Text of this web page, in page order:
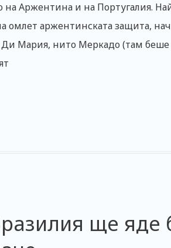
на Аржентина и на Португалия.
омлет аржентинската защита,
Ди Мария, нито Меркадо (там
ще яде